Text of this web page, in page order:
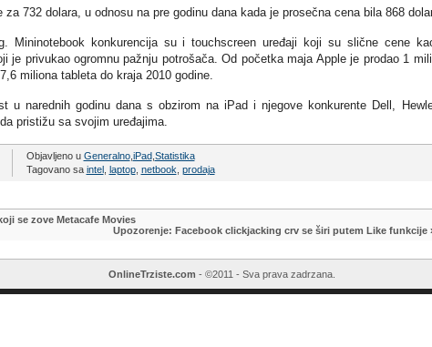
za 732 dolara, u odnosu na pre godinu dana kada je prosečna cena bila 868
Mininotebook konkurencija su i touchscreen uređaji koji su slične cene
je privukao ogromnu pažnju potrošača. Od početka maja Apple je prodao 1
miliona tableta do kraja 2010 godine.
u narednih godinu dana s obzirom na iPad i njegove konkurente Dell,
pristižu sa svojim uređajima.
Objavljeno u Generalno, iPad, Statistika
Tagovano sa intel, laptop, netbook prodaja
se zove Metacafe Movies
Upozorenje: Facebook clickjacking crv se širi putem Like funkcije
OnlineTrziste.com - ©2011 - Sva prava zadrzana.